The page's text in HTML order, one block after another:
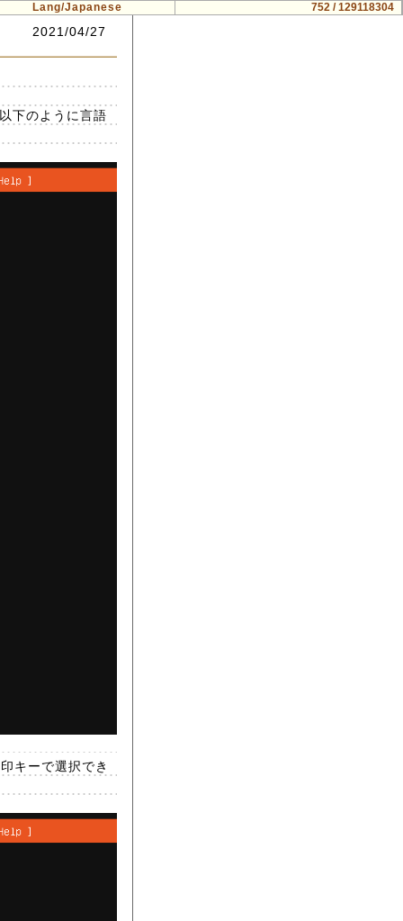
Lang/Japanese 752 / 129118304
2021/04/27
下のように言語
キーで選択でき